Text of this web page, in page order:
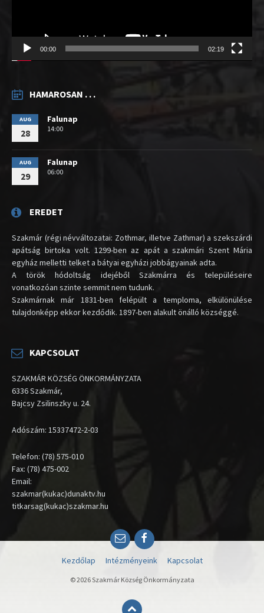
00:00 02:19
HAMAROSAN . . .
AUG
28
Falunap
14:00
AUG
29
Falunap
06:00
EREDET
Szakmár (régi névváltozatai: Zothmar, illetve Zathmar) a szekszárdi
apátság birtoka volt. 1299-ben az apát a szakmári Szent Mária
egyház melletti telket a bátyai egyházi jobbágyainak adta.
A török hódoltság idejéből Szakmárra és településeire
vonatkozóan szinte semmit nem tudunk.
Szakmárnak már 1831-ben felépült a temploma, elkülönülése
tulajdonképp ekkor kezdődik. 1897-ben alakult önálló községgé.
KAPCSOLAT
SZAKMÁR KÖZSÉG ÖNKORMÁNYZATA
6336 Szakmár,
Bajcsy Zsilinszky u. 24.
Adószám: 15337472-2-03
Telefon: (78) 575-010
Fax: (78) 475-002
Email:
szakmar(kukac)dunaktv.hu
titkarsag(kukac)szakmar.hu
EmailFacebook
Kezdőlap Intézményeink Kapcsolat
© 2026 Szakmár Község Önkormányzata